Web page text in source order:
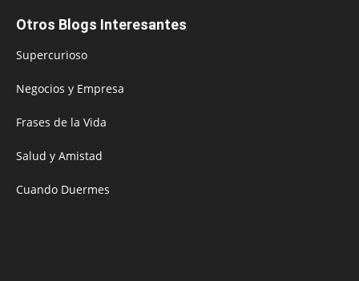
Otros Blogs Interesantes
Supercurioso
Negocios y Empresa
Frases de la Vida
Salud y Amistad
Cuando Duermes